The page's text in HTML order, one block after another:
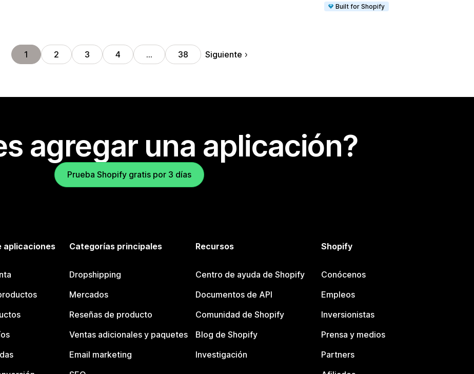
Built for Shopify
1 2 3 4 … 38 Siguiente
agregar una aplicación?
Prueba Shopify gratis por 3 días
aplicaciones Categorías principales
Dropshipping
Mercados
Reseñas de producto
Ventas adicionales y paquetes
Email marketing
Recursos
Centro de ayuda de Shopify
Documentos de API
Comunidad de Shopify
Blog de Shopify
Investigación
Shopify
Conócenos
Empleos
Inversionistas
Prensa y medios
Partners